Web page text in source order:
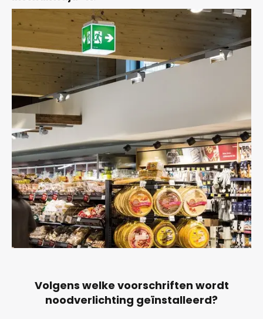
Volgens welke voorschriften wordt
noodverlichting geïnstalleerd?